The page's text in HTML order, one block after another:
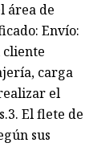
área de
Envío:
cliente
carga
el
El flete de
sus